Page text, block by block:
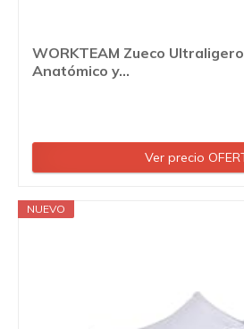
WORKTEAM Zueco
Anatómico y...
Ver precio
NUEVO